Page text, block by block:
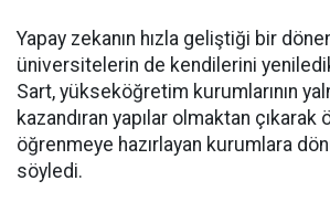
Yapay zekanın hızla geliştiği bir
üniversitelerin de kendilerini
Sart, yükseköğretim kurumlarının
kazandıran yapılar olmaktan
öğrenmeye hazırlayan kurumlara
söyledi.